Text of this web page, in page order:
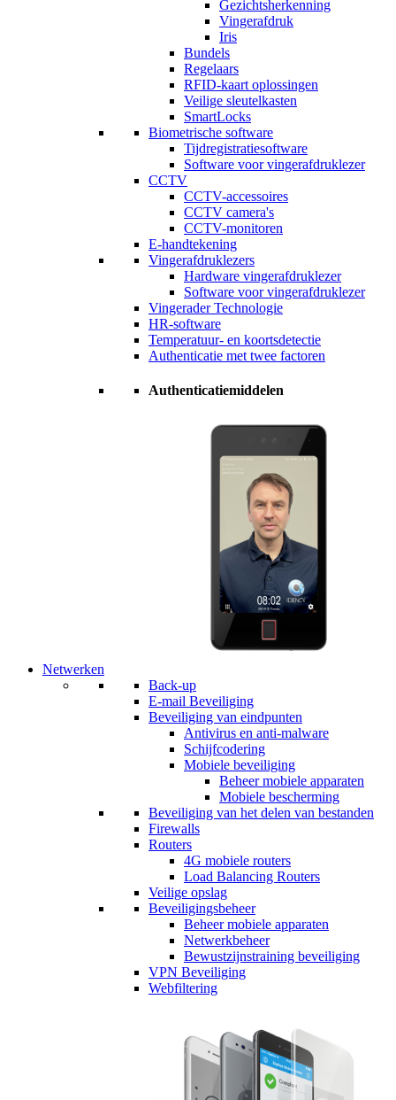
Gezichtsherkenning
Vingerafdruk
Iris
Bundels
Regelaars
RFID-kaart oplossingen
Veilige sleutelkasten
SmartLocks
Biometrische software
Tijdregistratiesoftware
Software voor vingerafdruklezer
CCTV
CCTV-accessoires
CCTV camera's
CCTV-monitoren
E-handtekening
Vingerafdruklezers
Hardware vingerafdruklezer
Software voor vingerafdruklezer
Vingerader Technologie
HR-software
Temperatuur- en koortsdetectie
Authenticatie met twee factoren
Authenticatiemiddelen
Netwerken
Back-up
E-mail Beveiliging
Beveiliging van eindpunten
Antivirus en anti-malware
Schijfcodering
Mobiele beveiliging
Beheer mobiele apparaten
Mobiele bescherming
Beveiliging van het delen van bestanden
Firewalls
Routers
4G mobiele routers
Load Balancing Routers
Veilige opslag
Beveiligingsbeheer
Beheer mobiele apparaten
Netwerkbeheer
Bewustzijnstraining beveiliging
VPN Beveiliging
Webfiltering